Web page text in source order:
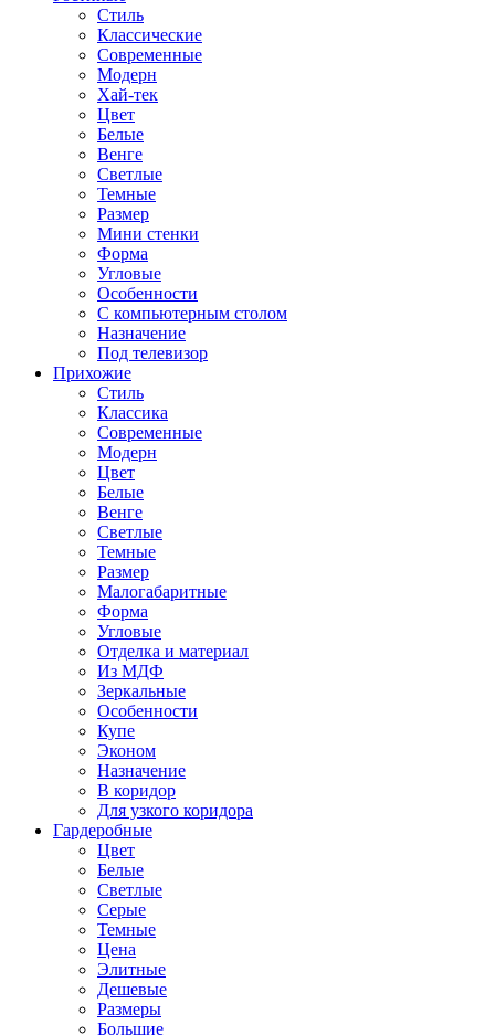
Стиль
Классические
Современные
Модерн
Хай-тек
Цвет
Белые
Венге
Светлые
Темные
Размер
Мини стенки
Форма
Угловые
Особенности
С компьютерным столом
Назначение
Под телевизор
Прихожие
Стиль
Классика
Современные
Модерн
Цвет
Белые
Венге
Светлые
Темные
Размер
Малогабаритные
Форма
Угловые
Отделка и материал
Из МДФ
Зеркальные
Особенности
Купе
Эконом
Назначение
В коридор
Для узкого коридора
Гардеробные
Цвет
Белые
Светлые
Серые
Темные
Цена
Элитные
Дешевые
Размеры
Большие